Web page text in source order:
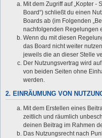
Mit dem Zugriff auf „Kopter -
Board“) schließt du einen
Boards ab (im Folgenden
nachfolgenden Regelungen
Wenn du mit diesen
das Board nicht weiter
jeweils die an dieser Stelle
Der Nutzungsvertrag wird
von beiden Seiten ohne
werden.
2. EINRÄUMUNG VON
Mit dem Erstellen eines
zeitlich und räumlich
deinen Beitrag im Rahmen
Das Nutzungsrecht nach